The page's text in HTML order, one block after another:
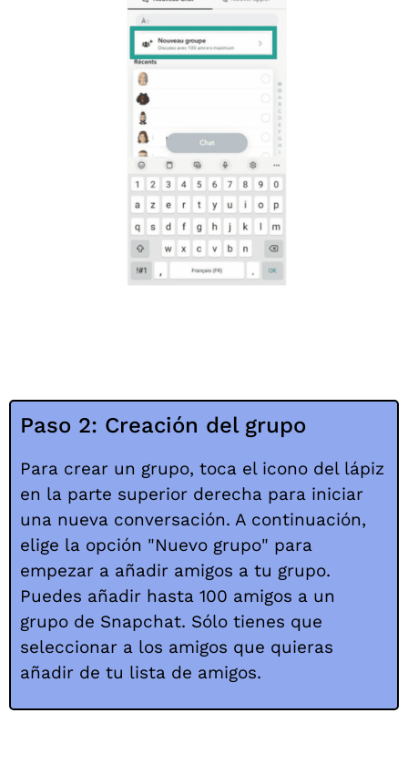
Paso 2: Creación del grupo
Para crear un grupo, toca el icono del lápiz
en la parte superior derecha para iniciar
una nueva conversación. A continuación,
elige la opción "Nuevo grupo" para
empezar a añadir amigos a tu grupo.
Puedes añadir hasta 100 amigos a un
grupo de Snapchat. Sólo tienes que
seleccionar a los amigos que quieras
añadir de tu lista de amigos.